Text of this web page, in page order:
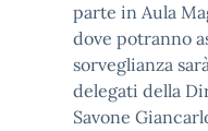
parte in Aula
dove potranno
sorveglianza
delegati della
Savone